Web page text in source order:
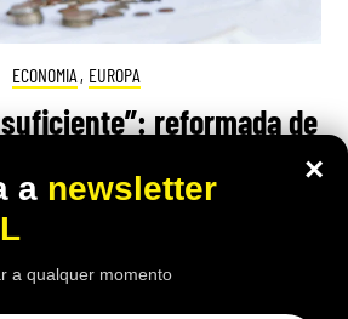
ECONOMIA , EUROPA
reformada de
1.790€ mas considera a
‘injusta’
×
a newsletter
a qualquer momento